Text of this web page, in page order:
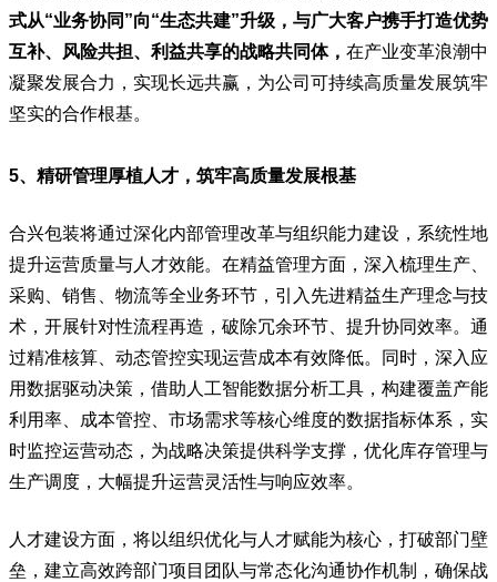
式从“业务协同”向“生态共建”升级， 与广大客户携手打造优势
互补、风险共担、利益共享的战略共同体， 在产业变革浪潮中
凝聚发展合力，实现长远共赢，为公司可持续高质量发展筑牢
坚实的合作根基。
5、精研管理厚植人才，筑牢高质量发展根基
合兴包装将通过深化内部管理改革与组织能力建设，系统性地
提升运营质量与人才效能。在精益管理方面，深入梳理生产、
采购、销售、物流等全业务环节，引入先进精益生产理念与技
术，开展针对性流程再造，破除冗余环节、提升协同效率。通
过精准核算、动态管控实现运营成本有效降低。
同时，深入应
用数据驱动决策，借助人工智能数据分析工具，构建覆盖产能
利用率、成本管控、市场需求等核心维度的数据指标体系，实
时监控运营动态，为战略决策提供科学支撑，优化库存管理与
生产调度，大幅提升运营灵活性与响应效率。
人才建设方面，将以组织优化与人才赋能为核心，打破部门壁
垒，建立高效跨部门项目团队与常态化沟通协作机制，确保战